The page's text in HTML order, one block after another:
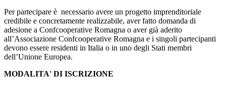
Per partecipare è necessario avere un progetto imprenditoriale
credibile e concretamente realizzabile, aver fatto domanda di
adesione a Confcooperative Romagna o aver già aderito
all’Associazione Confcooperative Romagna e i singoli partecipanti
devono essere residenti in Italia o in uno degli Stati membri
dell’Unione Europea.
MODALITA' DI ISCRIZIONE